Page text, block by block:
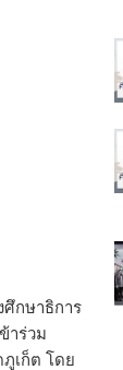
กษาธิการ
าร่วม
เก็ต โดย